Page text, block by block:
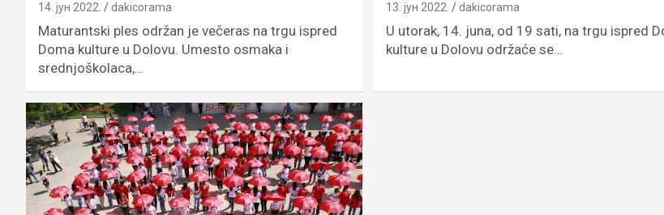
14. јун 2022. dakicorama
Maturantski ples održan je večeras na trgu ispred
Doma kulture u Dolovu. Umesto osmaka i
srednjoškolaca,…
13. јун 2022. dakicorama
U utorak, 14. juna, od 19 sati, na trgu ispred
kulture u Dolovu održaće se…